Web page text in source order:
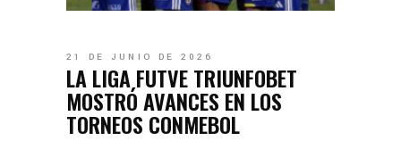
21 DE JUNIO DE 2026
LA LIGA FUTVE TRIUNFOBET
MOSTRÓ AVANCES EN LOS
TORNEOS CONMEBOL